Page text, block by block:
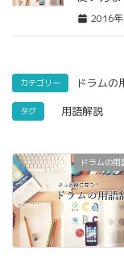
2016
カテゴリー ドラムの
タグ 用語解説
ドラムの用